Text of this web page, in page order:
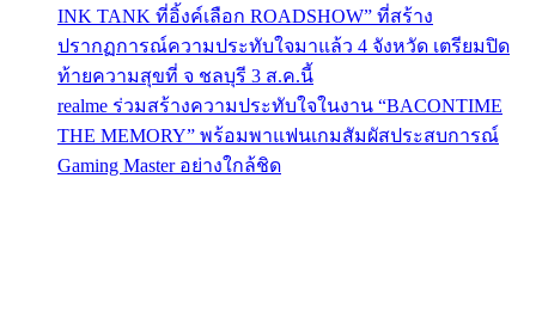
INK TANK ที่อิ้งค์เลือก ROADSHOW” ที่สร้าง
ปรากฏการณ์ความประทับใจมาแล้ว 4 จังหวัด เตรียมปิด
ท้ายความสุขที่ จ ชลบุรี 3 ส.ค.นี้
realme ร่วมสร้างความประทับใจในงาน “BACONTIME
THE MEMORY” พร้อมพาแฟนเกมสัมผัสประสบการณ์
Gaming Master อย่างใกล้ชิด